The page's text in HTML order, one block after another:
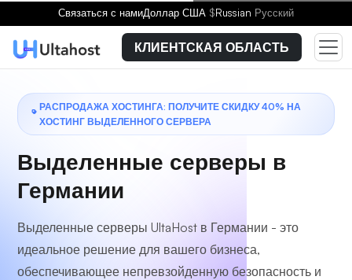
Связаться с намиДоллар США $Russian Русский
КЛИЕНТСКАЯ ОБЛАСТЬ
РАСПРОДАЖА ХОСТИНГА: ПОЛУЧИТЕ СКИДКУ 40% НА
ХОСТИНГ ВЫДЕЛЕННОГО СЕРВЕРА
Выделенные серверы в
Германии
Выделенные серверы UltaHost в Германии - это
идеальное решение для вашего бизнеса,
обеспечивающее непревзойденную безопасность и